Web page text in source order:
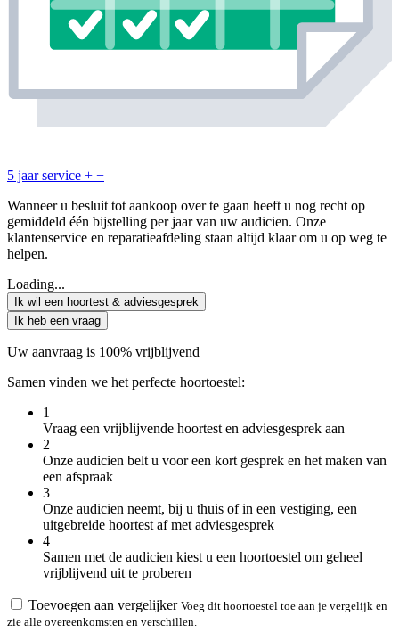
5 jaar service + −
Wanneer u besluit tot aankoop over te gaan heeft u nog recht op
gemiddeld één bijstelling per jaar van uw audicien. Onze
klantenservice en reparatieafdeling staan altijd klaar om u op weg te
helpen.
Loading...
Ik wil een hoortest & adviesgesprek
Ik heb een vraag
Uw aanvraag is 100% vrijblijvend
Samen vinden we het perfecte hoortoestel:
1
Vraag een vrijblijvende hoortest en adviesgesprek aan
2
Onze audicien belt u voor een kort gesprek en het maken van
een afspraak
3
Onze audicien neemt, bij u thuis of in een vestiging, een
uitgebreide hoortest af met adviesgesprek
4
Samen met de audicien kiest u een hoortoestel om geheel
vrijblijvend uit te proberen
Toevoegen aan vergelijker Voeg dit hoortoestel toe aan je vergelijk en
zie alle overeenkomsten en verschillen.